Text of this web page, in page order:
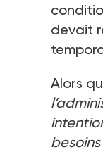
devait
Alors
besoins